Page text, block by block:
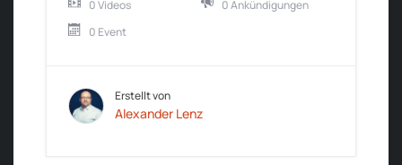
0 Videos
0 Ankündigungen
0 Event
Erstellt von
Alexander Lenz